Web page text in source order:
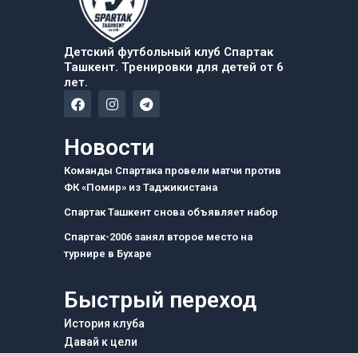
Детский футбольный клуб Спартак
Ташкент. Тренировки для детей от 6
лет.
F
a
e
b
o
k
I
n
a
g
r
a
m
T
e
g
a
m
Новости
Команды Спартака провели матчи против
ФК «Помир» из Таджикистана
Спартак Ташкент снова объявляет набор
Спартак-2006 занял второе место на
турнире в Бухаре
Быстрый переход
История клуба
Давай к цели